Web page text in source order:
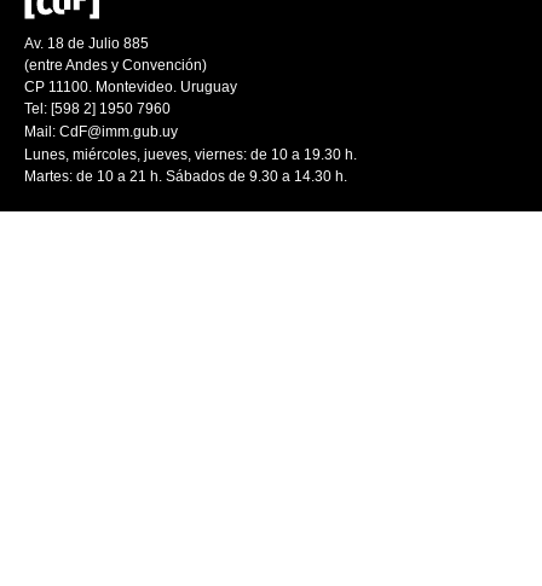
Av. 18 de Julio 885
(entre Andes y Convención)
CP 11100. Montevideo. Uruguay
Tel: [598 2] 1950 7960
Mail: CdF@imm.gub.uy
Lunes, miércoles, jueves, viernes: de 10 a 19.30 h.
Martes: de 10 a 21 h. Sábados de 9.30 a 14.30 h.